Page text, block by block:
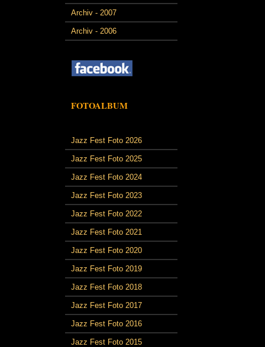
Archiv - 2007
Archiv - 2006
FOTOALBUM
Jazz Fest Foto 2026
Jazz Fest Foto 2025
Jazz Fest Foto 2024
Jazz Fest Foto 2023
Jazz Fest Foto 2022
Jazz Fest Foto 2021
Jazz Fest Foto 2020
Jazz Fest Foto 2019
Jazz Fest Foto 2018
Jazz Fest Foto 2017
Jazz Fest Foto 2016
Jazz Fest Foto 2015